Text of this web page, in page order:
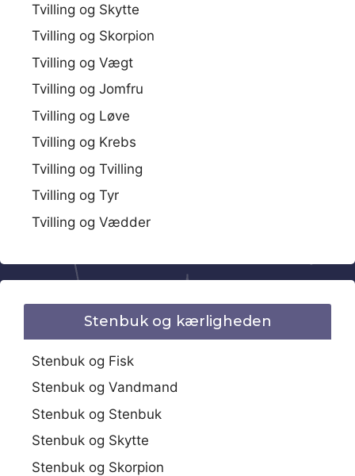
Tvilling og Skytte
Tvilling og Skorpion
Tvilling og Vægt
Tvilling og Jomfru
Tvilling og Løve
Tvilling og Krebs
Tvilling og Tvilling
Tvilling og Tyr
Tvilling og Vædder
Stenbuk og kærligheden
Stenbuk og Fisk
Stenbuk og Vandmand
Stenbuk og Stenbuk
Stenbuk og Skytte
Stenbuk og Skorpion